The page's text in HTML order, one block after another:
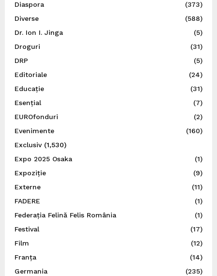
Diaspora
(373)
Diverse
(588)
Dr. Ion I. Jinga
(5)
Droguri
(31)
DRP
(5)
Editoriale
(24)
Educație
(31)
Esențial
(7)
EUROfonduri
(2)
Evenimente
(160)
Exclusiv(1,530)
Expo 2025 Osaka
(1)
Expoziție
(9)
Externe
(11)
FADERE
(1)
Federația Felină Felis România
(1)
Festival
(17)
Film
(12)
Franța
(14)
Germania
(235)